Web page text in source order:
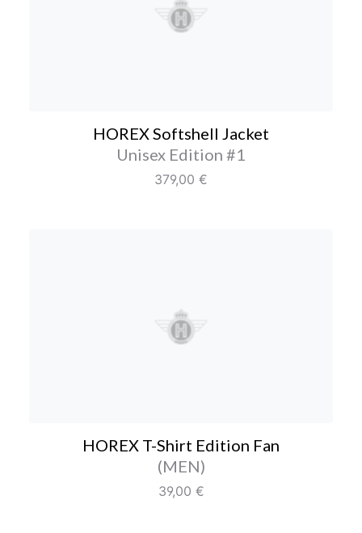
HOREX Softshell Jacket
HOREX Softshell Jacket
Unisex Edition #1
Regulärer Preis:
379,00 €
HOREX T-Shirt Edition
HOREX T-Shirt Edition Fan
(MEN)Farbe/Editionen
Regulärer Preis:
39,00 €